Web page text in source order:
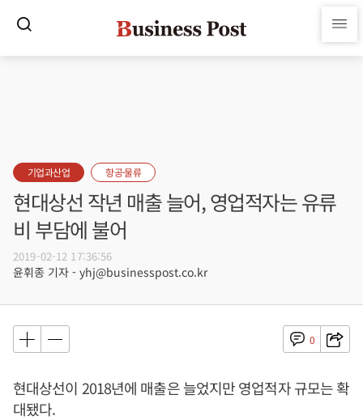
기업과산업 항공·물류
현대상선 작년 매출 늘어, 영업적자는 유류
비 부담에 불어
2019-02-12 17:36:56
윤휘종 기자 - yhj@businesspost.co.kr
0
현대상선이 2018년에 매출은 늘었지만 영업적자 규모는 확
대됐다.